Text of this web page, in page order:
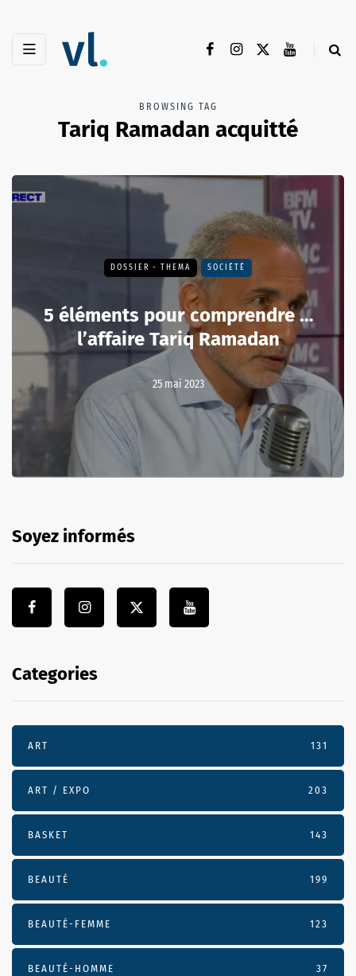
BROWSING TAG
Tariq Ramadan acquitté
DOSSIER - THEMA SOCIÉTÉ
5 éléments pour comprendre …
l’affaire Tariq Ramadan
25 mai 2023
Soyez informés
Categories
ART 131
ART / EXPO 203
BASKET 143
BEAUTÉ 199
BEAUTÉ-FEMME 123
BEAUTÉ-HOMME 37